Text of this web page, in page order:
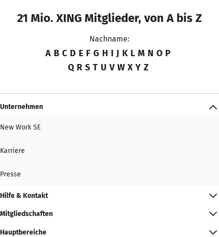
21 Mio. XING Mitglieder, von A bis Z
Nachname:
A B C D E F G H I J K L M N O P
Q R S T U V W X Y Z
Unternehmen
New Work SE
Karriere
Presse
Hilfe & Kontakt
Mitgliedschaften
Hauptbereiche